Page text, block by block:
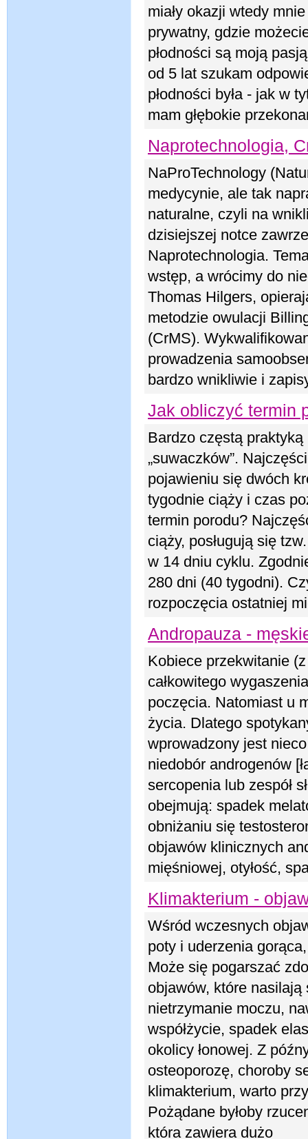
miały okazji wtedy
prywatny, gdzie
płodności są moją
od 5 lat szukam
płodności była - jak w
mam głębokie
Naprotechnologia,
NaProTechnology
medycynie, ale tak
naturalne, czyli na
dzisiejszej notce
Naprotechnologia.
wstęp, a wrócimy do
Thomas Hilgers,
metodzie owulacji
(CrMS).
prowadzenia
bardzo wnikliwie i
Jak obliczyć termin
Bardzo częstą
„suwaczków”.
pojawieniu się dwóch
tygodnie ciąży i czas
termin porodu?
ciąży, posługują się
w 14 dniu cyklu.
280 dni (40 tygodni).
rozpoczęcia ostatniej
Andropauza -
Kobiece przekwitanie
całkowitego
poczęcia. Natomiast u
życia. Dlatego
wprowadzony jest
niedobór androgenów
sercopenia lub zespół
obejmują: spadek
obniżaniu się
objawów klinicznych
mięśniowej, otyłość,
Klimakterium -
Wśród wczesnych
poty i uderzenia
Może się pogarszać
objawów, które
nietrzymanie moczu,
współżycie, spadek
okolicy łonowej. Z
osteoporozę, choroby
klimakterium, warto
Pożądane byłoby
która zawiera dużo